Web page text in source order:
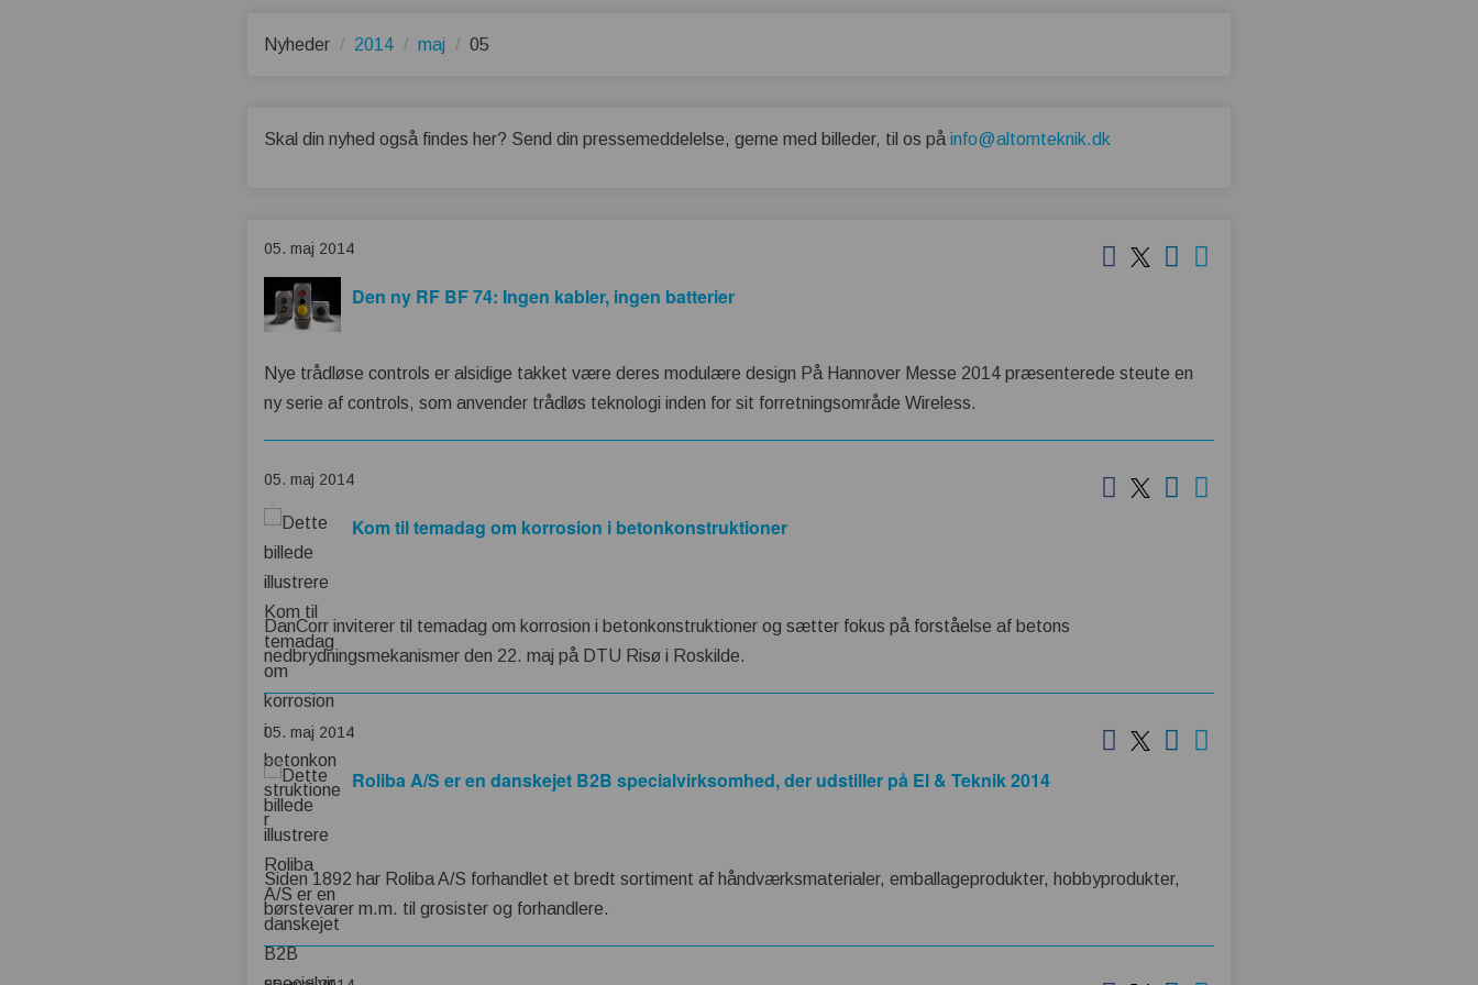
Nyheder 2014 maj 05
Skal din nyhed også findes her? Send din pressemeddelelse, gerne med billeder, til os påinfo@altomteknik.dk
05. maj 2014
Den ny RF BF 74: Ingen kabler, ingen batterier
Nye trådløse controls er alsidige takket være deres modulære design På Hannover Messe 2014 præsenterede steute en
ny serie af controls, som anvender trådløs teknologi inden for sit forretningsområde Wireless.
05. maj 2014
Kom til temadag om korrosion i betonkonstruktioner
DanCorr inviterer til temadag om korrosion i betonkonstruktioner og sætter fokus på forståelse af betons
nedbrydningsmekanismer den 22. maj på DTU Risø i Roskilde.
05. maj 2014
Roliba A/S er en danskejet B2B specialvirksomhed, der udstiller på El & Teknik 2014
Siden 1892 har Roliba A/S forhandlet et bredt sortiment af håndværksmaterialer, emballageprodukter, hobbyprodukter,
børstevarer m.m. til grosister og forhandlere.